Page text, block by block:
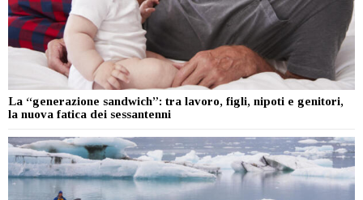
La “generazione sandwich”: tra lavoro, figli, nipoti e genitori,
la nuova fatica dei sessantenni